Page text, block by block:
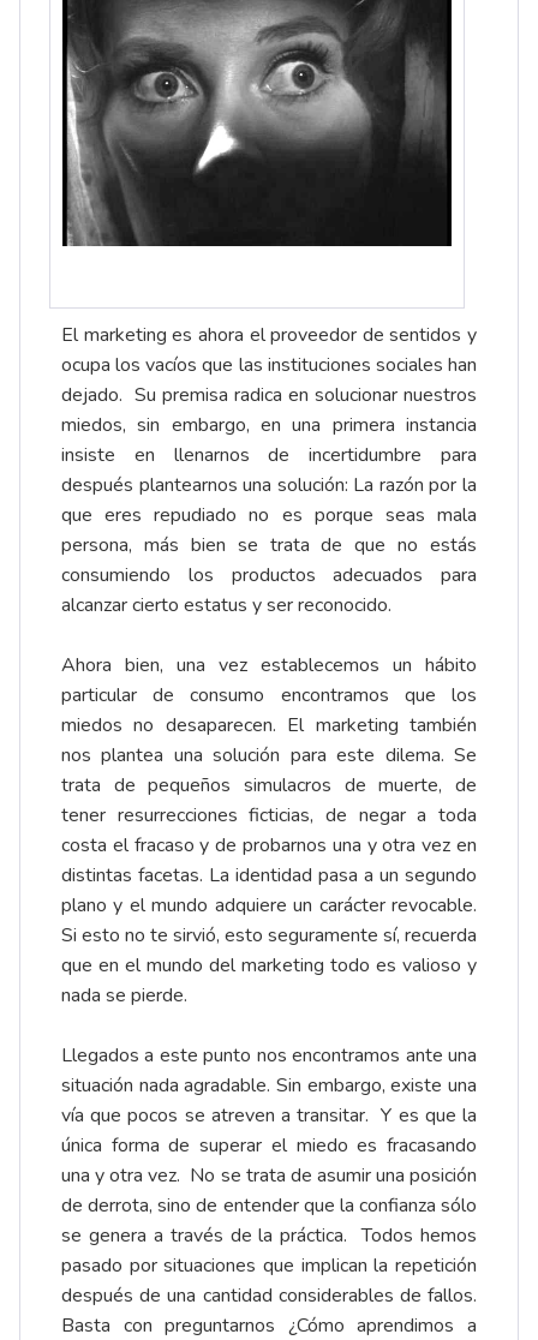
El marketing es ahora el proveedor de sentidos y
ocupa los vacíos que las instituciones sociales han
dejado. Su premisa radica en solucionar nuestros
miedos, sin embargo, en una primera instancia
insiste en llenarnos de incertidumbre para
después plantearnos una solución: La razón por la
que eres repudiado no es porque seas mala
persona, más bien se trata de que no estás
consumiendo los productos adecuados para
alcanzar cierto estatus y ser reconocido.
Ahora bien, una vez establecemos un hábito
particular de consumo encontramos que los
miedos no desaparecen. El marketing también
nos plantea una solución para este dilema. Se
trata de pequeños simulacros de muerte, de
tener resurrecciones ficticias, de negar a toda
costa el fracaso y de probarnos una y otra vez en
distintas facetas. La identidad pasa a un segundo
plano y el mundo adquiere un carácter revocable.
Si esto no te sirvió, esto seguramente sí, recuerda
que en el mundo del marketing todo es valioso y
nada se pierde.
Llegados a este punto nos encontramos ante una
situación nada agradable. Sin embargo, existe una
vía que pocos se atreven a transitar. Y es que la
única forma de superar el miedo es fracasando
una y otra vez. No se trata de asumir una posición
de derrota, sino de entender que la confianza sólo
se genera a través de la práctica. Todos hemos
pasado por situaciones que implican la repetición
después de una cantidad considerables de fallos.
Basta con preguntarnos ¿Cómo aprendimos a